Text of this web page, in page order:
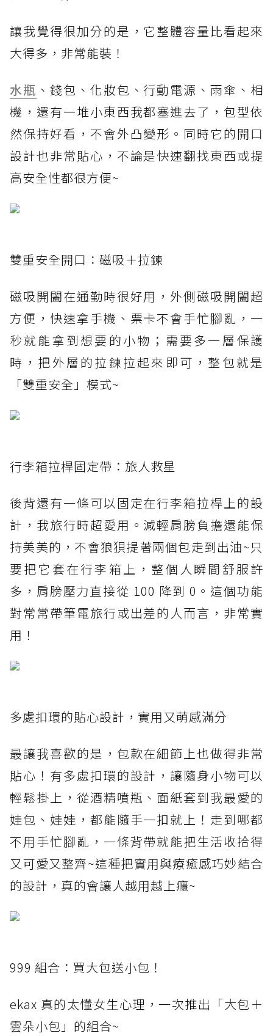
讓我覺得很加分的是，它整體容量比看起來
大得多，非常能裝！
水瓶 、錢包、化妝包、行動電源、雨傘、相
機，還有一堆小東西我都塞進去了，包型依
然保持好看，不會外凸變形。同時它的開口
設計也非常貼心，不論是快速翻找東西或提
高安全性都很方便~
雙重安全開口：磁吸＋拉鍊
磁吸開闔在通勤時很好用，外側磁吸開闔超
方便，快速拿手機、票卡不會手忙腳亂，一
秒就能拿到想要的小物；需要多一層保護
時，把外層的拉鍊拉起來即可，整包就是
「雙重安全」模式~
行李箱拉桿固定帶：旅人救星
後背還有一條可以固定在行李箱拉桿上的設
計，我旅行時超愛用。減輕肩膀負擔還能保
持美美的，不會狼狽提著兩個包走到出油~只
要把它套在行李箱上，整個人瞬間舒服許
多，肩膀壓力直接從 100 降到 0。這個功能
對常常帶筆電旅行或出差的人而言，非常實
用！
多處扣環的貼心設計，實用又萌感滿分
最讓我喜歡的是，包款在細節上也做得非常
貼心！有多處扣環的設計，讓隨身小物可以
輕鬆掛上，從酒精噴瓶、面紙套到我最愛的
娃包、娃娃，都能隨手一扣就上！走到哪都
不用手忙腳亂，一條背帶就能把生活收拾得
又可愛又整齊~這種把實用與療癒感巧妙結合
的設計，真的會讓人越用越上癮~
999 組合：買大包送小包！
ekax 真的太懂女生心理，一次推出「大包＋
雲朵小包」的組合~